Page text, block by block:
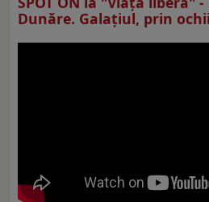
Dunăre. Galațiul, prin